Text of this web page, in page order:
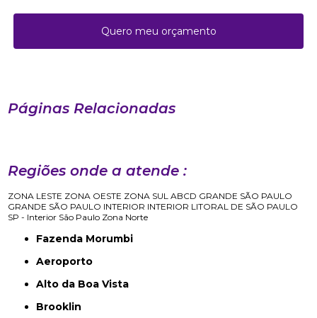
Quero meu orçamento
Páginas Relacionadas
Regiões onde a atende :
ZONA LESTE ZONA OESTE ZONA SUL ABCD GRANDE SÃO PAULO
GRANDE SÃO PAULO INTERIOR INTERIOR LITORAL DE SÃO PAULO
SP - Interior São Paulo Zona Norte
Fazenda Morumbi
Aeroporto
Alto da Boa Vista
Brooklin